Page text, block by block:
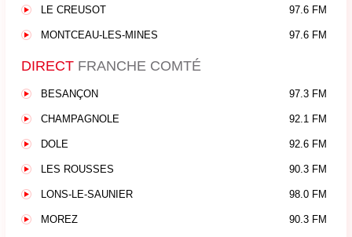
LE CREUSOT 97.6 FM
MONTCEAU-LES-MINES 97.6 FM
DIRECT FRANCHE COMTÉ
BESANÇON 97.3 FM
CHAMPAGNOLE 92.1 FM
DOLE 92.6 FM
LES ROUSSES 90.3 FM
LONS-LE-SAUNIER 98.0 FM
MOREZ 90.3 FM